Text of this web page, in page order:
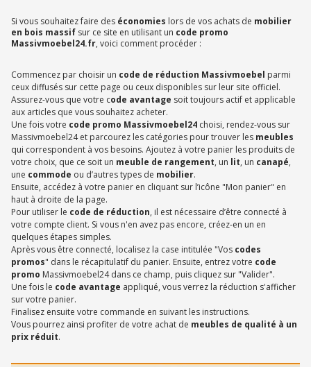
Si vous souhaitez faire des économies lors de vos achats de mobilier
en bois massif sur ce site en utilisant un code promo
Massivmoebel24.fr, voici comment procéder :
Commencez par choisir un code de réduction Massivmoebel parmi
ceux diffusés sur cette page ou ceux disponibles sur leur site officiel.
Assurez-vous que votre code avantage soit toujours actif et applicable
aux articles que vous souhaitez acheter.
Une fois votre code promo Massivmoebel24 choisi, rendez-vous sur
Massivmoebel24 et parcourez les catégories pour trouver les meubles
qui correspondent à vos besoins. Ajoutez à votre panier les produits de
votre choix, que ce soit un meuble de rangement, un lit, un canapé,
une commode ou d’autres types de mobilier.
Ensuite, accédez à votre panier en cliquant sur l’icône "Mon panier" en
haut à droite de la page.
Pour utiliser le code de réduction, il est nécessaire d’être connecté à
votre compte client. Si vous n'en avez pas encore, créez-en un en
quelques étapes simples.
Après vous être connecté, localisez la case intitulée "Vos codes
promos" dans le récapitulatif du panier. Ensuite, entrez votre code
promo Massivmoebel24 dans ce champ, puis cliquez sur "Valider".
Une fois le code avantage appliqué, vous verrez la réduction s'afficher
sur votre panier.
Finalisez ensuite votre commande en suivant les instructions.
Vous pourrez ainsi profiter de votre achat de meubles de qualité à un
prix réduit.